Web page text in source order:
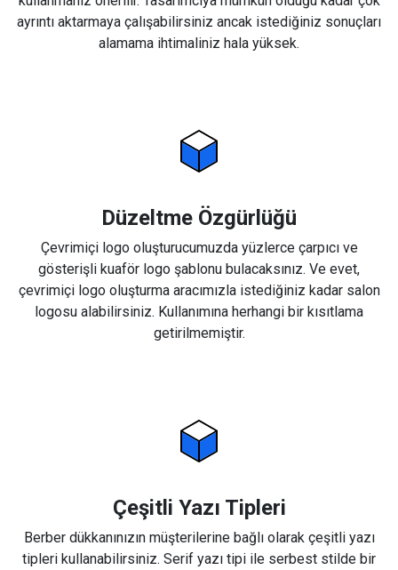
ayrıntı aktarmaya çalışabilirsiniz ancak istediğiniz sonuçları
alamama ihtimaliniz hala yüksek.
Düzeltme Özgürlüğü
Çevrimiçi logo oluşturucumuzda yüzlerce çarpıcı ve
gösterişli kuaför logo şablonu bulacaksınız. Ve evet,
çevrimiçi logo oluşturma aracımızla istediğiniz kadar salon
logosu alabilirsiniz. Kullanımına herhangi bir kısıtlama
getirilmemiştir.
Çeşitli Yazı Tipleri
Berber dükkanınızın müşterilerine bağlı olarak çeşitli yazı
tipleri kullanabilirsiniz. Serif yazı tipi ile serbest stilde bir